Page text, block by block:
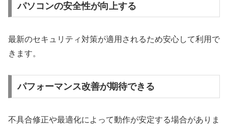
パソコンの安全性が向上する
最新のセキュリティ対策が適用されるため安心して利用で
きます。
パフォーマンス改善が期待できる
不具合修正や最適化によって動作が安定する場合がありま